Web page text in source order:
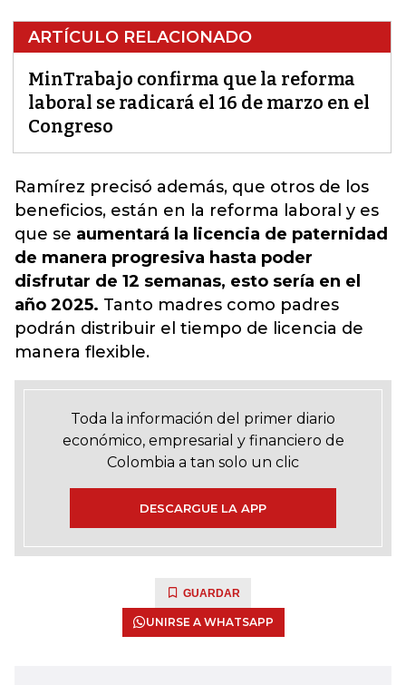
ARTÍCULO RELACIONADO
MinTrabajo confirma que la reforma
laboral se radicará el 16 de marzo en el
Congreso
Ramírez precisó además, que otros de los
beneficios, están en la reforma laboral y es
que se aumentará la licencia de paternidad
de manera progresiva hasta poder
disfrutar de 12 semanas, esto sería en el
año 2025. Tanto madres como padres
podrán distribuir el tiempo de licencia de
manera flexible.
Toda la información del primer diario
económico, empresarial y financiero de
Colombia a tan solo un clic
DESCARGUE LA APP
GUARDAR
UNIRSE A WHATSAPP